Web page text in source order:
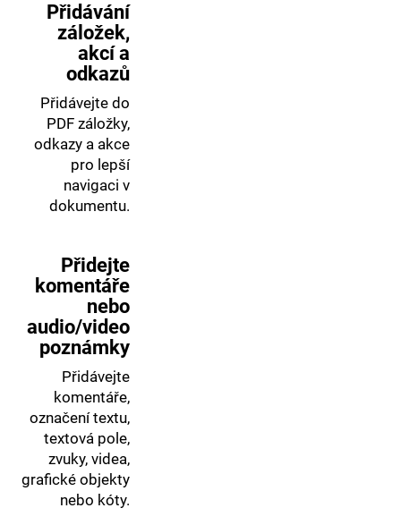
Přidávání
záložek,
akcí a
odkazů
Přidávejte do
PDF záložky,
odkazy a akce
pro lepší
navigaci v
dokumentu.
Přidejte
komentáře
nebo
audio/video
poznámky
Přidávejte
komentáře,
označení textu,
textová pole,
zvuky, videa,
grafické objekty
nebo kóty.